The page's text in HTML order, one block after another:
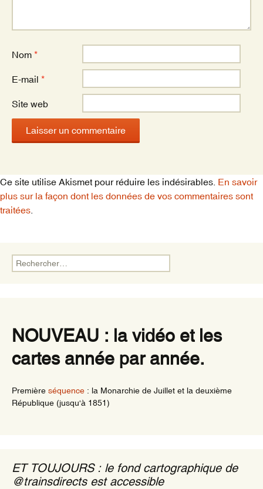
Nom *
E-mail *
Site web
Ce site utilise Akismet pour réduire les indésirables. En savoir
plus sur la façon dont les données de vos commentaires sont
traitées
Rechercher :
NOUVEAU : la vidéo et les
cartes année par année.
Première séquence : la Monarchie de Juillet et la deuxième
République (jusqu'à 1851)
ET TOUJOURS : le fond cartographique de
@trainsdirects est accessible